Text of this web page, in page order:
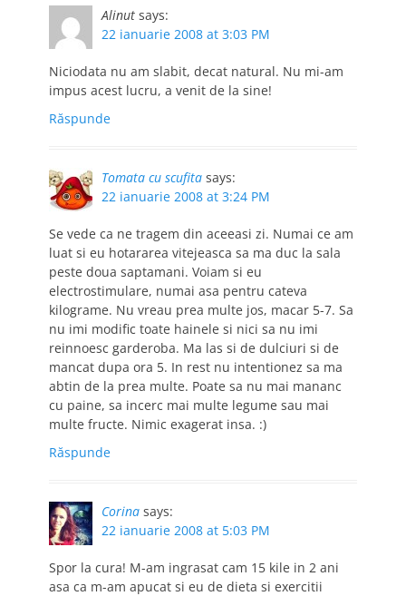
Alinut says:
22 ianuarie 2008 at 3:03 PM
Niciodata nu am slabit, decat natural. Nu mi-am
impus acest lucru, a venit de la sine!
Răspunde
Tomata cu scufita says:
22 ianuarie 2008 at 3:24 PM
Se vede ca ne tragem din aceeasi zi. Numai ce am
luat si eu hotararea vitejeasca sa ma duc la sala
peste doua saptamani. Voiam si eu
electrostimulare, numai asa pentru cateva
kilograme. Nu vreau prea multe jos, macar 5-7. Sa
nu imi modific toate hainele si nici sa nu imi
reinnoesc garderoba. Ma las si de dulciuri si de
mancat dupa ora 5. In rest nu intentionez sa ma
abtin de la prea multe. Poate sa nu mai mananc
cu paine, sa incerc mai multe legume sau mai
multe fructe. Nimic exagerat insa. :)
Răspunde
Corina says:
22 ianuarie 2008 at 5:03 PM
Spor la cura! M-am ingrasat cam 15 kile in 2 ani
asa ca m-am apucat si eu de dieta si exercitii